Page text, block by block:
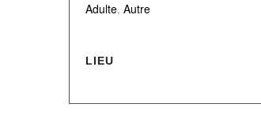
Adulte, Autre
LIEU